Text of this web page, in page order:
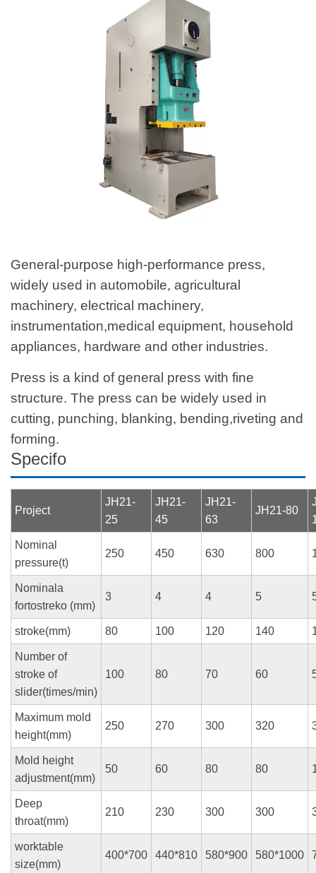
General-purpose high-performance press,
widely used in automobile, agricultural
machinery, electrical machinery,
instrumentation,medical equipment, household
appliances, hardware and other industries.
Press is a kind of general press with fine
structure. The press can be widely used in
cutting, punching, blanking, bending,riveting and
forming.
Specifo
Project
JH21-
25
JH21-
45
JH21-
63
JH21-80
Nominal
pressure(t)
250 450 630 800
Nominala
fortostreko (mm)
3 4 4 5
stroke(mm) 80 100 120 140
Number of
stroke of
slider(times/min)
100 80 70 60
Maximum mold
height(mm)
250 270 300 320
Mold height
adjustment(mm)
50 60 80 80
Deep
throat(mm)
210 230 300 300
worktable
size(mm)
400*700 440*810 580*900 580*1000